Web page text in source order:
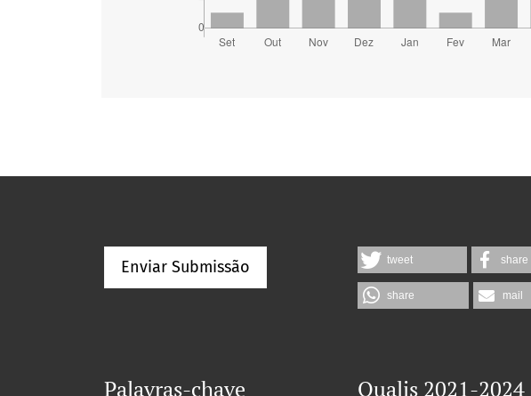
Enviar Submissão tweet share
share mail
Palavras-chave Qualis 2021-2024